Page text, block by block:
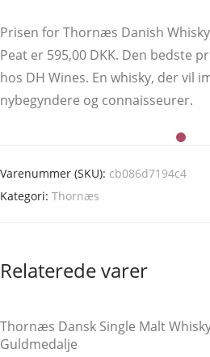
Prisen for Thornæs Danish
Peat er 595,00 DKK. Den bedste
hos DH Wines. En whisky, der vil
nybegyndere og connaisseurer.
Varenummer (SKU): cb086d7194c4
Kategori: Thornæs
Relaterede varer
Thornæs Dansk Single Malt
Guldmedalje